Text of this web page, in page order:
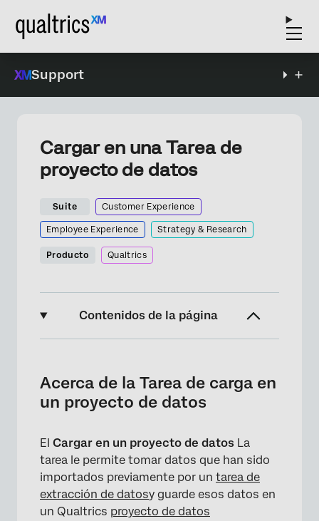
Support
Cargar en una Tarea de
proyecto de datos
Suite Customer Experience
Employee Experience Strategy & Research
Producto Qualtrics
Contenidos de la página
Configuración de una Tarea de carga en un
proyecto de datos
Asignación de campos de origen a campos
de proyecto de datos
Carga de asignaciones de campos
Asignación de valores de campo
Acerca de la Tarea de carga en
un proyecto de datos
El Cargar en un proyecto de datos La
tarea le permite tomar datos que han sido
importados previamente por un tarea de
extracción de datosy guarde esos datos en
un Qualtrics proyecto de datos